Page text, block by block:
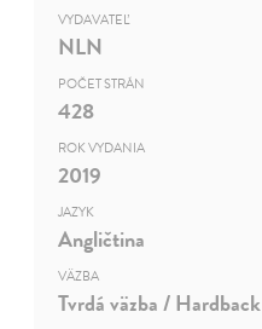
VYDAVATEĽ
NLN
POČET STRÁN
428
ROK VYDANIA
2019
JAZYK
Angličtina
VÄZBA
Tvrdá väzba / Hardback